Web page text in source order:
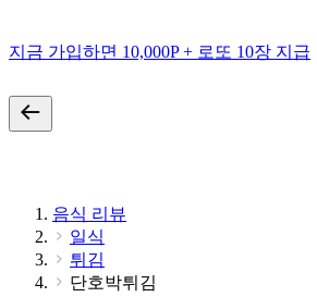
지금 가입하면 10,000P + 로또 10장 지급
음식 리뷰
일식
튀김
단호박튀김